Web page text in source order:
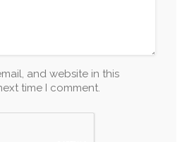
and website in this
time I comment.